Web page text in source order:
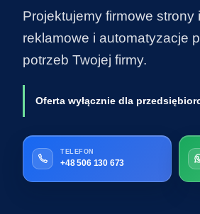
Projektujemy firmowe strony
reklamowe i automatyzacje
potrzeb Twojej firmy.
Oferta wyłącznie dla
TELEFON
+48 506 130 673